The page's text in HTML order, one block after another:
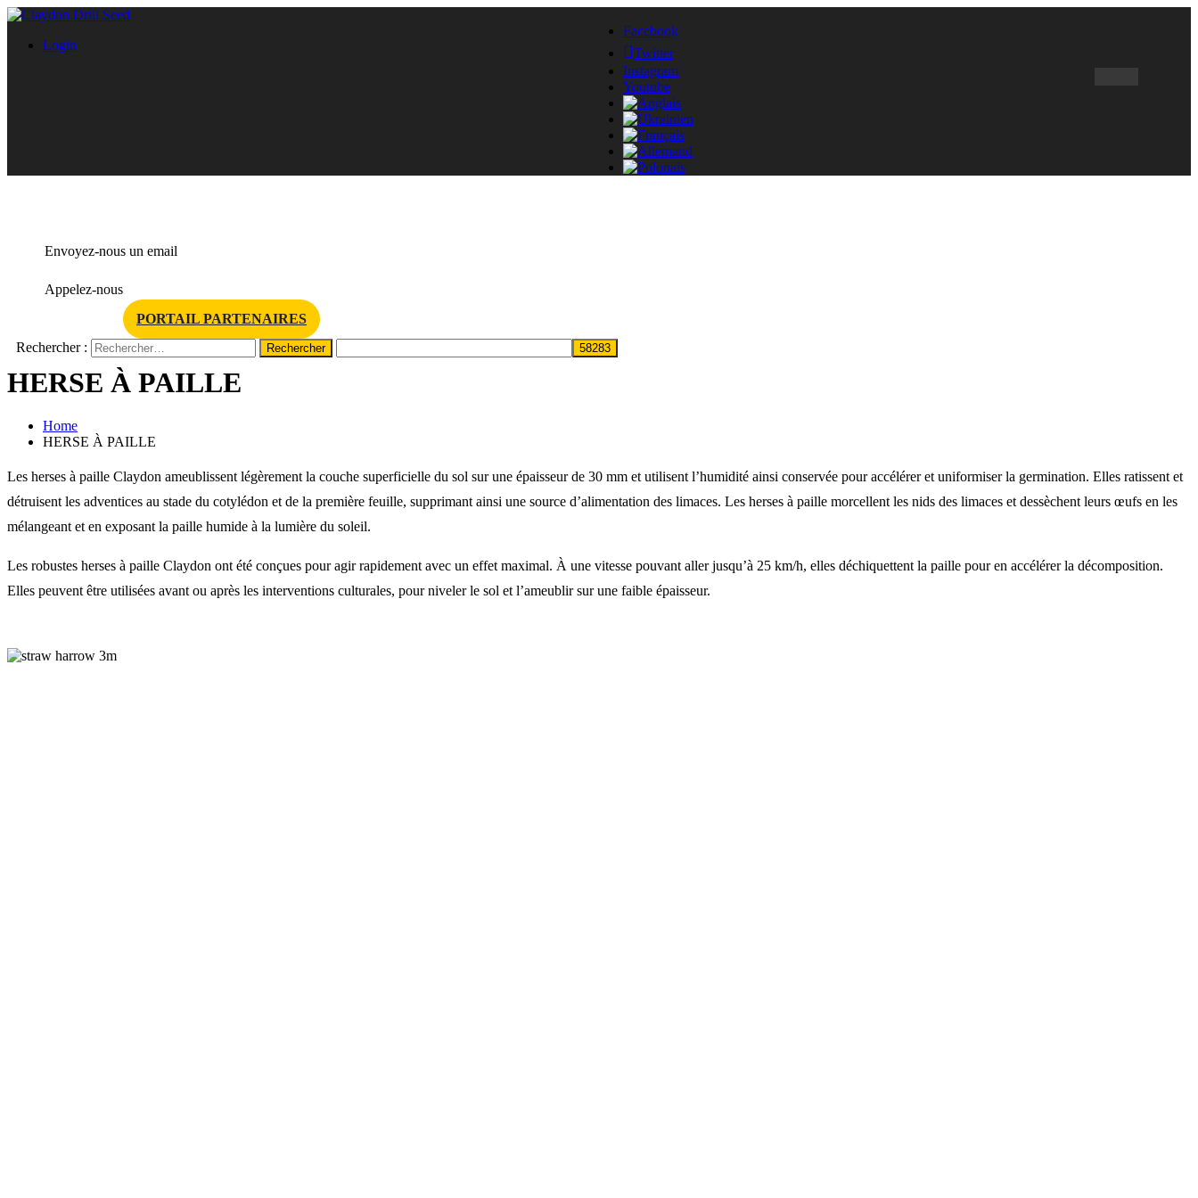
Login
Facebook
Twitter
Instagram
Youtube
Envoyez-nous un email
Appelez-nous
PORTAIL PARTENAIRES
Rechercher :
HERSE À PAILLE
Home
HERSE À PAILLE
Les herses à paille Claydon ameublissent légèrement la couche superficielle du sol sur une épaisseur de 30 mm et utilisent l’humidité ainsi conservée pour accélérer et uniformiser la germination. Elles ratissent et
détruisent les adventices au stade du cotylédon et de la première feuille, supprimant ainsi une source d’alimentation des limaces. Les herses à paille morcellent les nids des limaces et dessèchent leurs œufs en les
mélangeant et en exposant la paille humide à la lumière du soleil.
Les robustes herses à paille Claydon ont été conçues pour agir rapidement avec un effet maximal. À une vitesse pouvant aller jusqu’à 25 km/h, elles déchiquettent la paille pour en accélérer la décomposition.
Elles peuvent être utilisées avant ou après les interventions culturales, pour niveler le sol et l’ameublir sur une faible épaisseur.